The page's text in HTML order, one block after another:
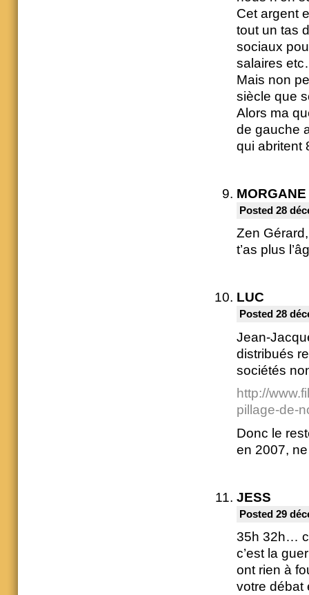
Cet argent
tout un tas
sociaux
salaires
Mais non
siècle que
Alors ma
de gauche
qui abritent
MORGANE
Posted 28
Zen
t’as plus
LUC
Posted 28
Jean-
distribués
sociétés
http://
pillage-de-
Donc le
en 2007,
JESS
Posted 29
35h 32h…
c’est la
ont rien à
votre débat